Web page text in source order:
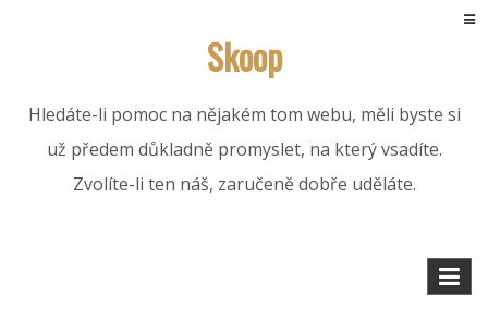
Skoop
Hledáte-li pomoc na nějakém tom webu, měli byste si
už předem důkladně promyslet, na který vsadíte.
Zvolíte-li ten náš, zaručeně dobře uděláte.